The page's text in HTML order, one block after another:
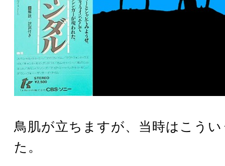
鳥肌が立ちますが、当時はこう
た。